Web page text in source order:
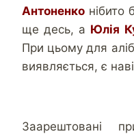
Антоненко нібито
ще десь, а Юлія
При цьому для
виявляється, є
Заарештовані